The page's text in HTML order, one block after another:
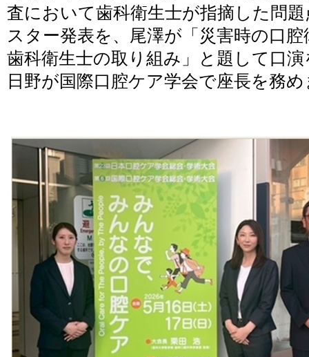
査において歯科衛生士が指摘した問
スター発表を、尾澤が「災害時の口
歯科衛生士の取り組み」と題して口
日野が国際口腔ケア学会で座長を務